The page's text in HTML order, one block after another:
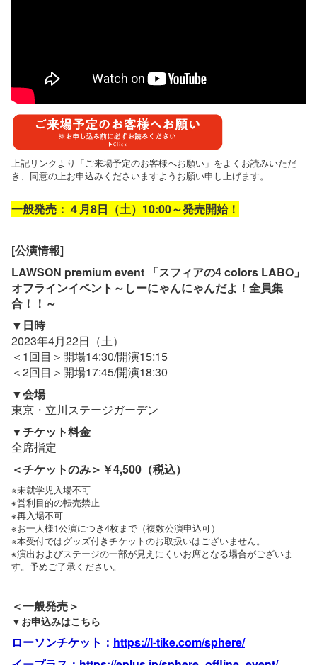
上記リンクより「ご来場予定のお客様へお願い」をよくお読みいただ
き、同意の上お申込みくださいますようお願い申し上げます。
一般発売：４月8日（土）10:00～発売開始！
[公演情報]
LAWSON premium event 「スフィアの4 colors LABO」
オフラインイベント～しーにゃんにゃんだよ！全員集
合！！～
▼日時
2023年4月22日（土）
＜1回目＞開場14:30/開演15:15
＜2回目＞開場17:45/開演18:30
▼会場
東京・立川ステージガーデン
▼チケット料金
全席指定
＜チケットのみ＞￥4,500（税込）
※未就学児入場不可
※営利目的の転売禁止
※再入場不可
※お一人様1公演につき4枚まで（複数公演申込可）
※本受付ではグッズ付きチケットのお取扱いはございません。
※演出およびステージの一部が見えにくいお席となる場合がございま
す。予めご了承ください。
＜一般発売＞
▼お申込みはこちら
ローソンチケット： https://l-tike.com/sphere/